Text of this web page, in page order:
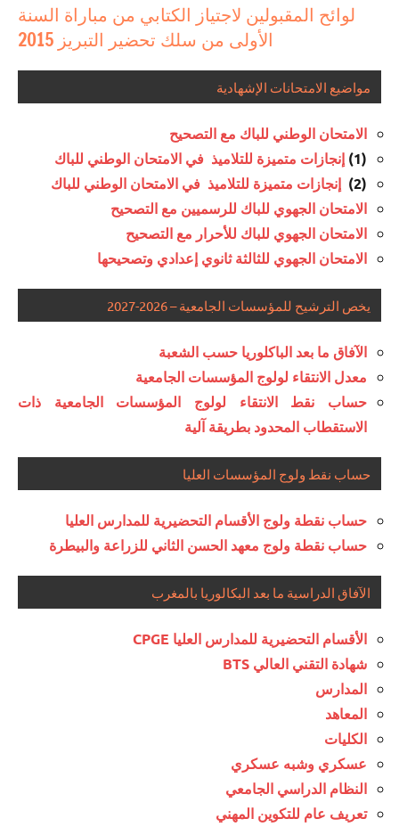
لوائح المقبولين لاجتياز الكتابي من مباراة السنة
الأولى من سلك تحضير التبريز 2015
مواضيع الامتحانات الإشهادية
الامتحان الوطني للباك مع التصحيح
(1)
إنجازات متميزة للتلاميذ في الامتحان الوطني للباك
(2)
إنجازات متميزة للتلاميذ في الامتحان الوطني للباك
الامتحان الجهوي للباك للرسميين مع التصحيح
الامتحان الجهوي للباك للأحرار مع التصحيح
الامتحان الجهوي للثالثة ثانوي إعدادي وتصحيحها
يخص الترشيح للمؤسسات الجامعية – 2026-2027
الآفاق ما بعد الباكلوريا حسب الشعبة
معدل الانتقاء لولوج المؤسسات الجامعية
حساب نقط الانتقاء لولوج المؤسسات الجامعية ذات
الاستقطاب المحدود بطريقة آلية
حساب نقط ولوج المؤسسات العليا
حساب نقطة ولوج الأقسام التحضيرية للمدارس العليا
حساب نقطة ولوج معهد الحسن الثاني للزراعة والبيطرة
الآفاق الدراسية ما بعد البكالوريا بالمغرب
الأقسام التحضيرية للمدارس العليا CPGE
شهادة التقني العالي BTS
المدارس
المعاهد
الكليات
عسكري وشبه عسكري
النظام الدراسي الجامعي
تعريف عام للتكوين المهني